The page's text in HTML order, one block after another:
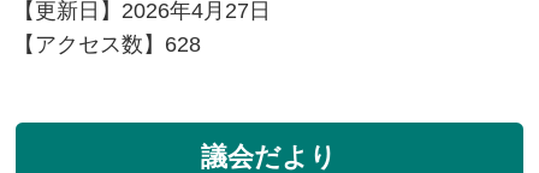
【更新日】 2026年4月27日
【アクセス数】 628
議会だより